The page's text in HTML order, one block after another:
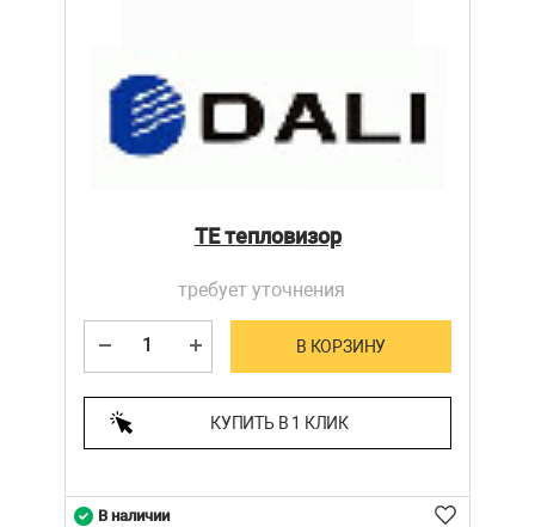
TE тепловизор
требует уточнения
В КОРЗИНУ
КУПИТЬ В 1 КЛИК
В наличии